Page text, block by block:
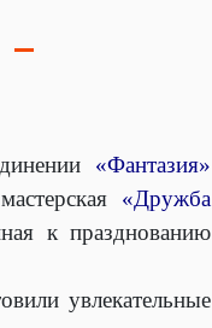
«Фантазия»
«Дружба
к празднованию
увлекательные